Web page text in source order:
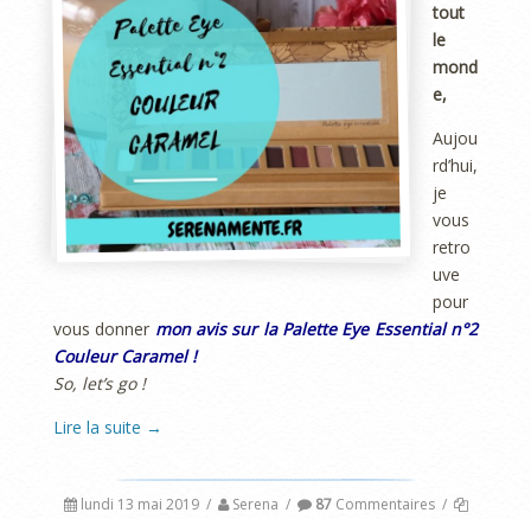
tout
le
mond
e,
Aujou
rd’hui,
je
vous
retro
uve
pour
vous donner mon avis sur la Palette Eye Essential n°2
Couleur Caramel !
So, let’s go !
Lire la suite →
lundi 13 mai 2019 / Serena / 87Commentaires /